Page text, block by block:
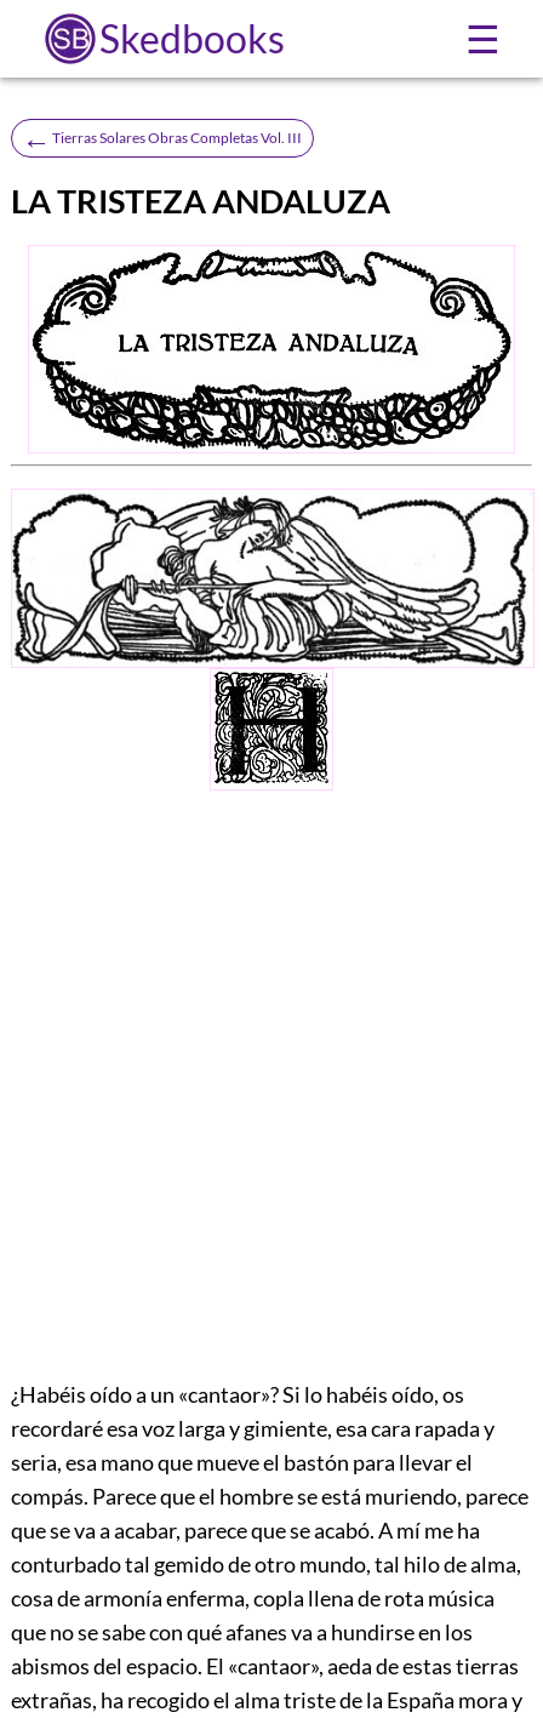
Skedbooks ☰
← Tierras Solares Obras Completas Vol. III
LA TRISTEZA ANDALUZA
¿Habéisoído a un «cantaor»? Si lo habéis oído, os
recordaré esa voz larga y gimiente, esa cara rapada y
seria, esa mano que mueve el bastón para llevar el
compás. Parece que el hombre se está muriendo, parece
que se va a acabar, parece que se acabó. A mí me ha
conturbado tal gemido de otro mundo, tal hilo de alma,
cosa de armonía enferma, copla llena de rota música
que no se sabe con qué afanes va a hundirse en los
abismos del espacio. El «cantaor», aeda de estas tierras
extrañas, ha recogido el alma triste de la España mora y